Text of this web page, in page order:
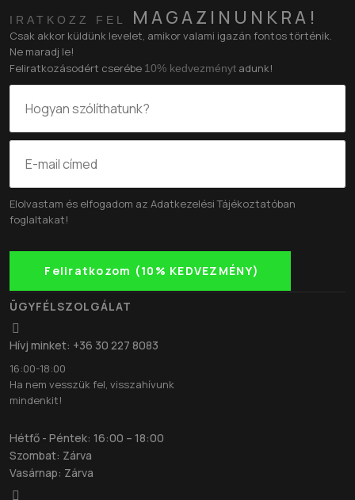
IRATKOZZ FEL MAGAZINUNKRA!
Csak akkor küldünk levelet, amikor valami igazán fontos történik.
Ne maradj le!
Feliratkozásodért cserébe 10% kedvezményt adunk!
Elolvastam és elfogadom az Adatkezelési Tájékoztatóban
foglaltakat!
Feliratkozom (10% KEDVEZMÉNY)
ÜGYFÉLSZOLGÁLAT
Hívj minket: +36 30 227 8083
16:00-18:00
Ha nem vesszük fel, visszahívunk
mindenkit!
Hétfő - Péntek: 16:00 – 18:00
Szombat: Zárva
Vasárnap: Zárva